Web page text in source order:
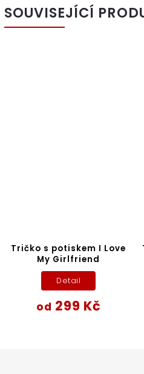
SOUVISEJÍCÍ
Tričko s potiskem I Love
My Girlfriend
od 299 Kč
Detail